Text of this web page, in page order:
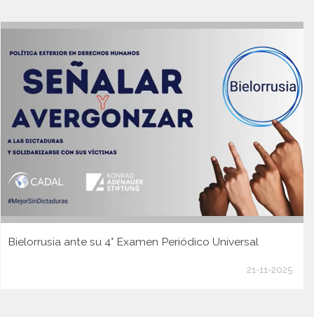
Bielorrusia ante su 4° Examen Periódico Universal
21-11-2025